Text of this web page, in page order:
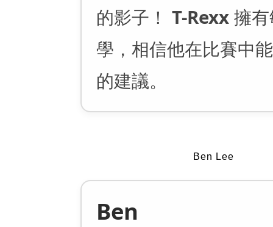
的影子！ T-Rexx擁有
學，相信他在比賽中
的建議。
Ben Lee
Ben